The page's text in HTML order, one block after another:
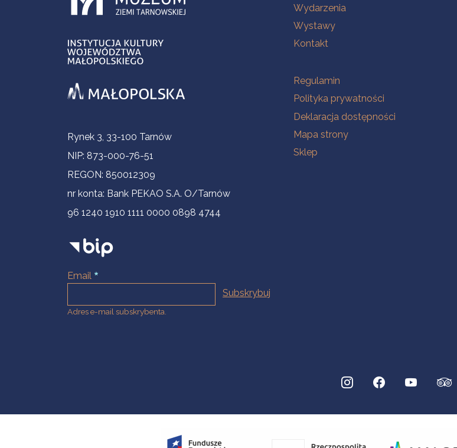
Informacje kontaktowe
Rynek 3, 33-100 Tarnów
NIP: 873-000-76-51
REGON: 850012309
nr konta: Bank PEKAO S.A. O/Tarnów
96 1240 1910 1111 0000 0898 4744
Email
Adres e-mail subskrybenta.
Wydarzenia
Wystawy
Kontakt
Na skróty
Regulamin
Polityka prywatności
Deklaracja dostępności
Mapa strony
Sklep